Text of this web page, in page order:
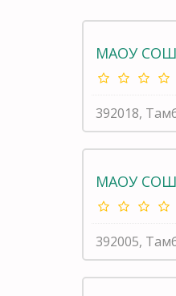
МАОУ
392018,
МАОУ
392005,